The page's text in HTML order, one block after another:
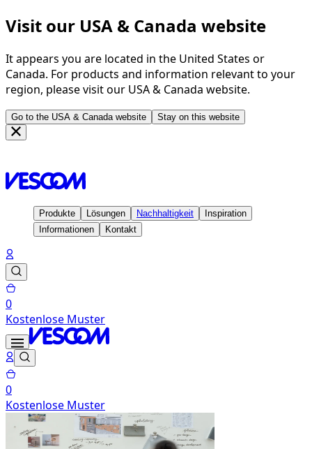
Visit our USA & Canada website
It appears you are located in the United States or
Canada. For products and information relevant to your
region, please visit our USA & Canada website.
Go to the USA & Canada website Stay on this website
Produkte Lösungen Nachhaltigkeit
Inspiration
Informationen
Kontakt
0
Kostenlose Muster
0
Kostenlose Muster